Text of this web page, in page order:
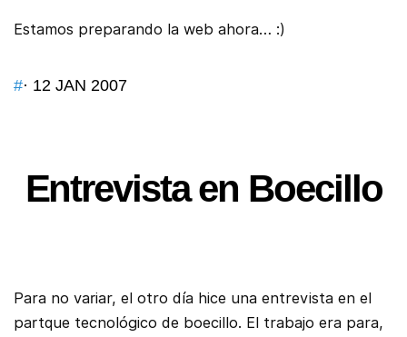
Estamos preparando la web ahora… :)
#· 12 JAN 2007
Entrevista en Boecillo
Para no variar, el otro día hice una entrevista en el
partque tecnológico de boecillo. El trabajo era para,